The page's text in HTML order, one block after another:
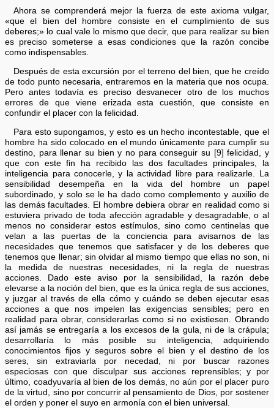
Ahora se comprenderá mejor la fuerza de este axioma vulgar,
«que el bien del hombre consiste en el cumplimiento de sus
deberes;» lo cual vale lo mismo que decir, que para realizar su bien
es preciso someterse a esas condiciones que la razón concibe
como indispensables.
Después de esta excursión por el terreno del bien, que he creído
de todo punto necesaria, entraremos en la materia que nos ocupa.
Pero antes todavía es preciso desvanecer otro de los muchos
errores de que viene erizada esta cuestión, que consiste en
confundir el placer con la felicidad.
Para esto supongamos, y esto es un hecho incontestable, que el
hombre ha sido colocado en el mundo únicamente para cumplir su
destino, para llenar su bien y no para conseguir su [9] felicidad, y
que con este fin ha recibido las dos facultades principales, la
inteligencia para conocerle, y la actividad libre para realizarle. La
sensibilidad desempeña en la vida del hombre un papel
subordinado, y solo se le ha dado como complemento y auxilio de
las demás facultades. El hombre debiera obrar en realidad como si
estuviera privado de toda afección agradable y desagradable, o al
menos no considerar estos estímulos, sino como centinelas que
velan a las puertas de la conciencia para avisarnos de las
necesidades que tenemos que satisfacer y de los deberes que
tenemos que llenar; sin olvidar al mismo tiempo que ellas no son, ni
la medida de nuestras necesidades, ni la regla de nuestras
acciones. Dado este aviso por la sensibilidad, la razón debe
elevarse a la noción del bien, que es la única regla de sus acciones,
y juzgar al través de ella cómo y cuándo se deben ejecutar esas
acciones a que nos impelen las exigencias sensibles; pero en
realidad para obrar, considerarlas como si no existiesen. Obrando
así jamás se entregaría a los excesos de la gula, ni de la crápula;
desarrollaría lo más posible su inteligencia, adquiriendo
conocimientos fijos y seguros sobre el bien y el destino de los
seres, sin extraviarla por necedad, ni por buscar razones
especiosas con que disculpar sus acciones reprensibles; y por
último, coadyuvaría al bien de los demás, no aún por el placer puro
de la virtud, sino por concurrir al pensamiento de Dios, por sostener
el orden y poner el suyo en armonía con el bien universal.